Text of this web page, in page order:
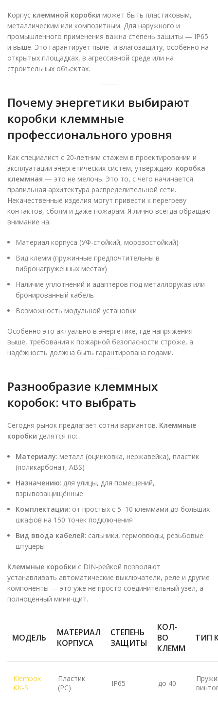
Корпус клеммной коробки может быть пластиковым,
металлическим или композитным. Для наружного и
промышленного применения важна степень защиты — IP65
и выше. Это гарантирует пыле- и влагозащиту, особенно на
открытых площадках, в агрессивной среде или на
строительных объектах.
Почему энергетики выбирают
коробки клеммные
профессионального уровня
Как специалист с 20-летним стажем в проектировании и
эксплуатации энергетических систем, утверждаю: коробка
клеммная — это не мелочь. Это то, с чего начинается
правильная архитектура распределительной сети.
Некачественные изделия могут привести к перегреву
контактов, сбоям и даже пожарам. Я лично всегда обращаю
внимание на:
Материал корпуса (УФ-стойкий, морозостойкий)
Вид клемм (пружинные предпочтительны в
вибронагруженных местах)
Наличие уплотнений и адаптеров под металлорукав или
бронированный кабель
Возможность модульной установки
Особенно это актуально в энергетике, где напряжения
выше, требования к пожарной безопасности строже, а
надёжность должна быть гарантирована годами.
Разнообразие клеммных
коробок: что выбрать
Сегодня рынок предлагает сотни вариантов. Клеммные
коробки делятся по:
Материалу: металл (оцинковка, нержавейка), пластик
(поликарбонат, ABS)
Назначению: для улицы, для помещений,
взрывозащищённые
Комплектации: от простых с 5–10 клеммами до больших
шкафов на 150 точек подключения
Вид ввода кабелей: сальники, гермовводы, резьбовые
штуцеры
Клеммные коробки с DIN-рейкой позволяют
устанавливать автоматические выключатели, реле и другие
компоненты — это уже не просто соединительный узел, а
полноценный мини-щит.
МОДЕЛЬ
МАТЕРИАЛ
КОРПУСА
СТЕПЕНЬ
ЗАЩИТЫ
КОЛ-
ВО
КЛЕММ
ТИП
Klembox
КК-5
Пластик
(PC)
IP65 до 40